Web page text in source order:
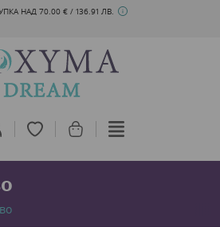
НАД 70.00 € / 136.91 ЛВ.